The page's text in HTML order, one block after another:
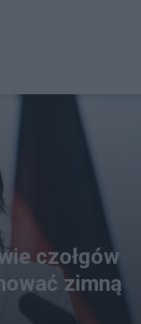
czołgów
zimną